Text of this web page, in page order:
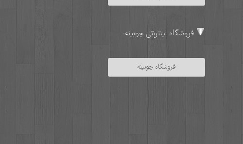
🔻 فروشگاه اینترنتی چوبینه:
فروشگاه چوبینه